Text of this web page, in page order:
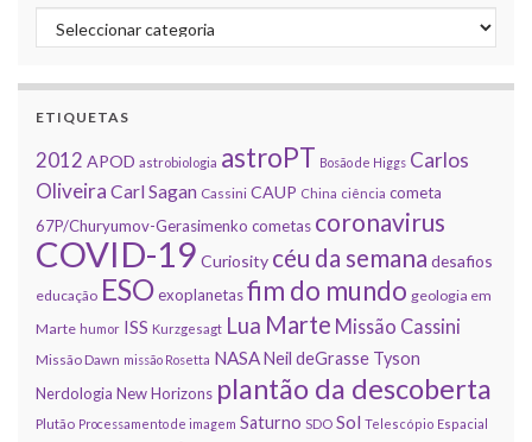
Categorias
ETIQUETAS
2012 APOD astrobiologia astroPT Bosão de Higgs Carlos
Oliveira Carl Sagan Cassini CAUP China ciência cometa
67P/Churyumov-Gerasimenko cometas coronavirus
COVID-19 Curiosity céu da semana desafios
educação ESOexoplanetasfim do mundo geologia em
Marte humor ISS Kurzgesagt Lua Marte Missão Cassini
Missão Dawn missão Rosetta NASANeil deGrasse Tyson
Nerdologia New Horizons plantão da descoberta
Plutão Processamento de imagem Saturno SDO Sol Telescópio Espacial